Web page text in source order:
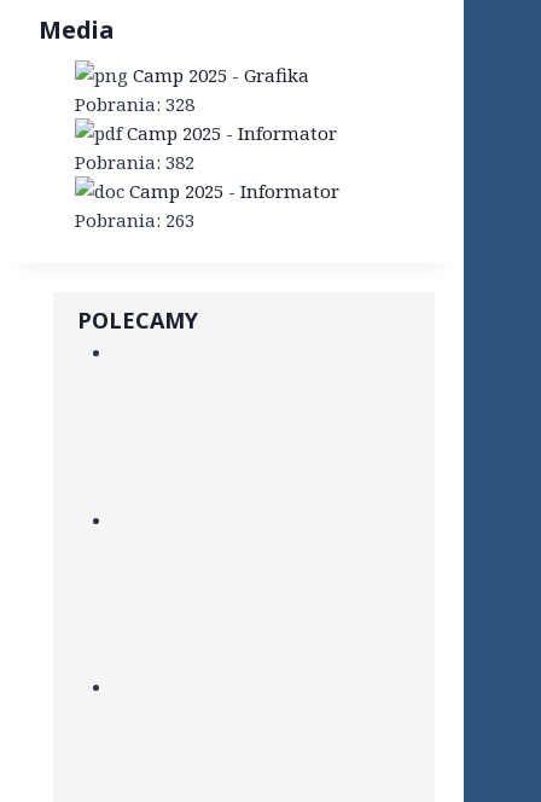
Media
Camp 2025 - Grafika
Pobrania: 328
Camp 2025 - Informator
Pobrania: 382
Camp 2025 - Informator
Pobrania: 263
POLECAMY